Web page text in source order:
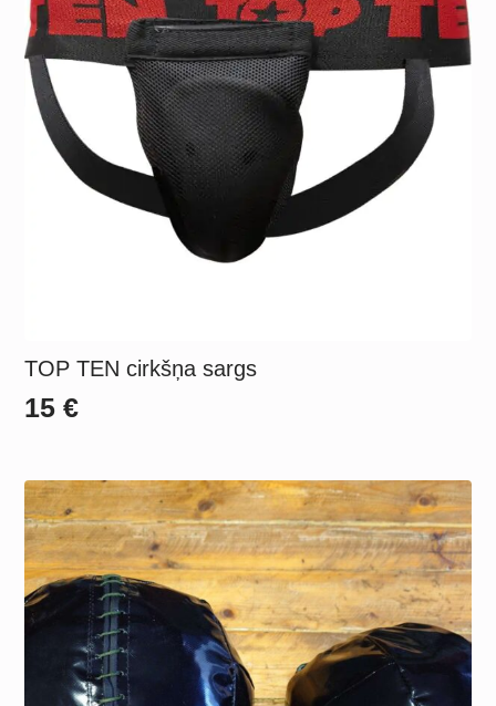
TOP TEN cirkšņa sargs
15 €